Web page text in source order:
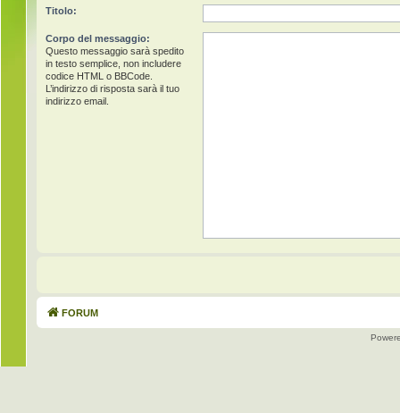
Titolo:
Corpo del messaggio:
Questo messaggio sarà spedito
in testo semplice, non includere
codice HTML o BBCode.
L’indirizzo di risposta sarà il tuo
indirizzo email.
FORUM